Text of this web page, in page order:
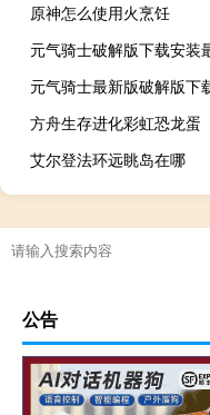
原神怎么使用火烹饪
方舟生存进化彩虹恐龙蛋
艾尔登法环远眺岛在哪
公告